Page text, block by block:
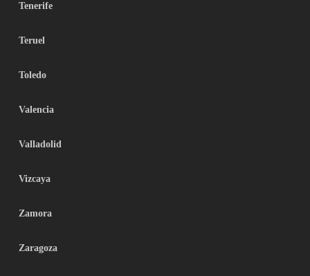
Tenerife
Teruel
Toledo
Valencia
Valladolid
Vizcaya
Zamora
Zaragoza